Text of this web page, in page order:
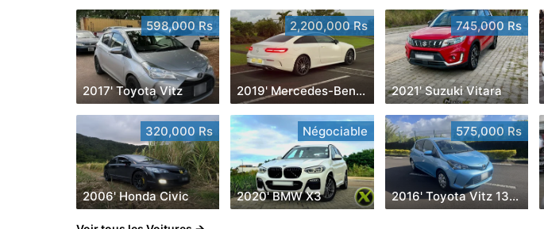
598,000 Rs
2017' Toyota Vitz
2,200,000 Rs
2019' Mercedes-Benz E 300
745,000 Rs
2021' Suzuki Vitara
320,000 Rs
2006' Honda Civic
Négociable
2020' BMW X3
575,000 Rs
2016' Toyota Vitz 1300cc